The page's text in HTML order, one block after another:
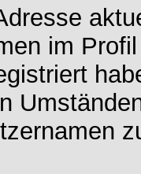
im